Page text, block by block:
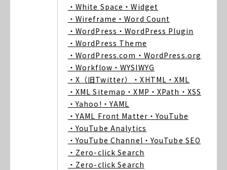
・White Space ・Widget
・Wireframe ・Word Count
・WordPress ・WordPress Plugin
・WordPress Theme
・WordPress.com ・WordPress.org
・Workflow ・WYSIWYG
・X（旧Twitter）
・XHTML ・XML
・XML Sitemap ・XMP ・XPath ・XSS
・Yahoo! ・YAML
・YAML Front Matter ・YouTube
・YouTube Analytics
・YouTube Channel ・YouTube SEO
・Zero-click Search
・Zero-click Search